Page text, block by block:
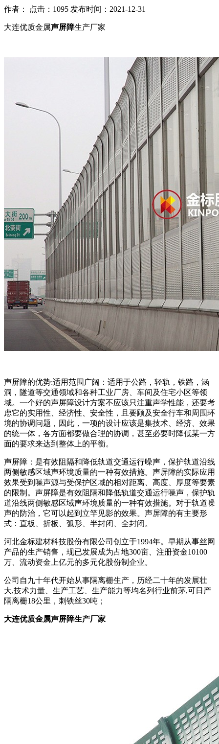
作者： 点击：1095 发布时间：2021-12-31
大连优质金属声屏障生产厂家
声屏障的优势:适用范围广阔：适用于公路，轻轨，铁路，涵
洞，隧道等交通领域和各种工业厂房、车间及住宅小区等领
域。一个好的声屏障设计方案不应该只注重声学性能，还要考
虑它的实用性、经济性、安全性，且要顾及安全行车和周围环
境的协调问题，因此，一项的设计应该是集技术、经济、效果
的统一体，各方面都要做合理的协调，甚至必要时降低某一方
面的要求来达到整体上的平衡。
声屏障：是有效阻隔和降低轨道交通运行噪声，保护轨道沿线
两侧敏感区域声环境质量的一种有效措施。声屏障的实际应用
效果受到噪声源与受保护区域的相对距离、高度、厚度等要素
的限制。声屏障是有效阻隔和降低轨道交通运行噪声，保护轨
道沿线两侧敏感区域声环境质量的一种有效措施。对于轨道噪
声的防治，它可以起到立竿见影的效果。声屏障的有主要形
式：直板、折板、弧形、半封闭、全封闭。
河北金标建材科技股份有限公司创立于1994年。早期从事丝网
产品的生产销售，现已发展成为占地300亩、注册资金10100
万、流动资金上亿元的多元化股份制企业。
公司自九十年代开始从事隔离栅生产，历经二十年的发展壮
大,技术力量、生产工艺、生产能力等均名列行业前茅,可日产
隔离栅18公里，刺铁丝30吨；
大连优质金属声屏障生产厂家